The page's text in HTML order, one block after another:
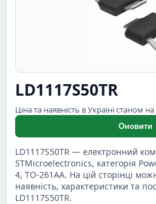
LD1117S50TR
Ціна та наявність в Україні станом
Оновити
LD1117S50TR — електронний
STMicroelectronics, категорія
4, TO-261AA. На цій сторінці
наявність, характеристики та
LD1117S50TR.